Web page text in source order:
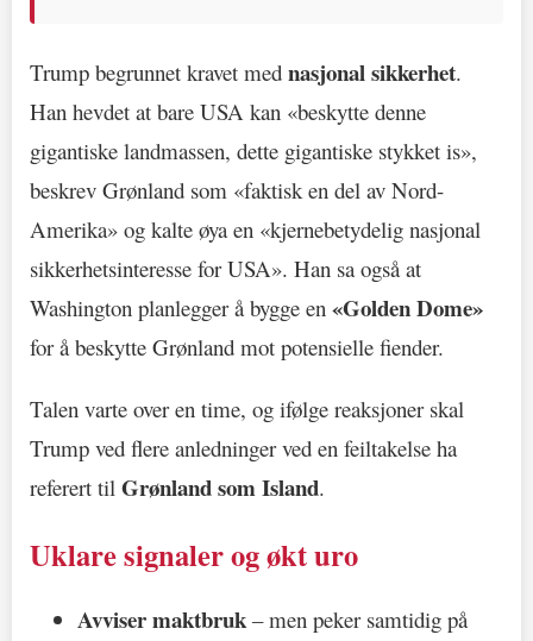
Trump begrunnet kravet med nasjonal sikkerhet.
Han hevdet at bare USA kan «beskytte denne
gigantiske landmassen, dette gigantiske stykket is»,
beskrev Grønland som «faktisk en del av Nord-
Amerika» og kalte øya en «kjernebetydelig nasjonal
sikkerhetsinteresse for USA». Han sa også at
Washington planlegger å bygge en «Golden Dome»
for å beskytte Grønland mot potensielle fiender.
Talen varte over en time, og ifølge reaksjoner skal
Trump ved flere anledninger ved en feiltakelse ha
referert til Grønland som Island.
Uklare signaler og økt uro
Avviser maktbruk– men peker samtidig på